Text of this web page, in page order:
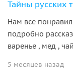
Тайны русских
Нам все
подробно
варенье , мед ,
5 месяцев назад